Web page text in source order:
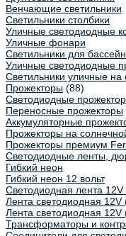
Венчающие светильники
Светильники столбики
Уличные светодиодные
Уличные фонари
Светильники для
Уличные светодиодные
Светильники уличные на
Прожекторы (88)
Светодиодные
Переносные прожекторы
Аккумуляторные
Прожекторы на
Прожекторы премиум
Светодиодные ленты,
Гибкий неон
Гибкий неон 12 вольт
Светодиодная лента 12V
Лента светодиодная 12V
Лента светодиодная 12V
Трансформаторы и